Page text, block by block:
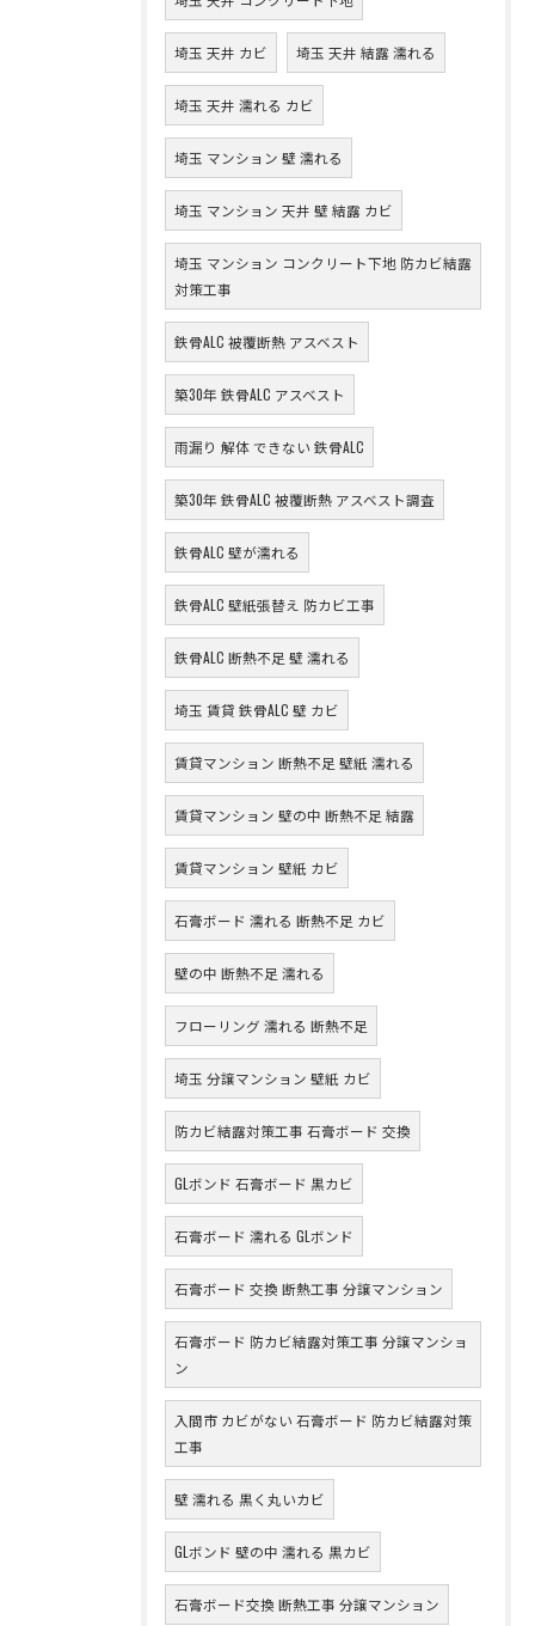
埼玉 天井 カビ 埼玉 天井 結露 濡れる
埼玉 天井 濡れる カビ
埼玉 マンション 壁 濡れる
埼玉 マンション 天井 壁 結露 カビ
埼玉 マンション コンクリート下地 防カビ結露
対策工事
鉄骨ALC 被覆断熱 アスベスト
築30年 鉄骨ALC アスベスト
雨漏り 解体 できない 鉄骨ALC
築30年 鉄骨ALC 被覆断熱 アスベスト調査
鉄骨ALC 壁が濡れる
鉄骨ALC 壁紙張替え 防カビ工事
鉄骨ALC 断熱不足 壁 濡れる
埼玉 賃貸 鉄骨ALC 壁 カビ
賃貸マンション 断熱不足 壁紙 濡れる
賃貸マンション 壁の中 断熱不足 結露
賃貸マンション 壁紙 カビ
石膏ボード 濡れる 断熱不足 カビ
壁の中 断熱不足 濡れる
フローリング 濡れる 断熱不足
埼玉 分譲マンション 壁紙 カビ
防カビ結露対策工事 石膏ボード 交換
GLボンド 石膏ボード 黒カビ
石膏ボード 濡れる GLボンド
石膏ボード 交換 断熱工事 分譲マンション
石膏ボード 防カビ結露対策工事 分譲マンショ
ン
入間市 カビがない 石膏ボード 防カビ結露対策
工事
壁 濡れる 黒く丸いカビ
GLボンド 壁の中 濡れる 黒カビ
石膏ボード交換 断熱工事 分譲マンション